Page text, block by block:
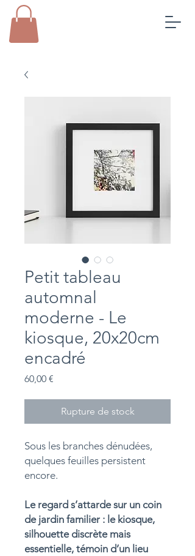
Petit tableau
automnal
moderne - Le
kiosque, 20x20cm
encadré
60,00 €
Rupture de stock
Sous les branches dénudées,
quelques feuilles persistent
encore.
Le regard s’attarde sur un coin
de jardin familier : le kiosque,
silhouette discrète mais
essentielle, témoin d’un lieu